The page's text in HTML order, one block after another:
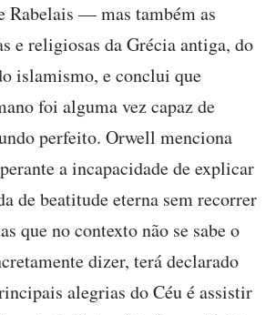
Rabelais — mas também as
e religiosas da Grécia antiga, do
islamismo, e conclui que
foi alguma vez capaz de
perfeito. Orwell menciona
a incapacidade de explicar
de beatitude eterna sem recorrer
que no contexto não se sabe o
dizer, terá declarado
alegrias do Céu é assistir